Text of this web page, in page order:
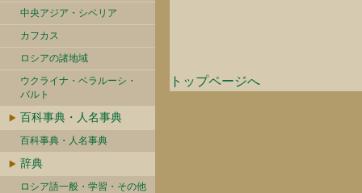
中央アジア・シベリア
カフカス
ロシアの諸地域
ウクライナ・ベラルーシ・
バルト
百科事典・人名事典
百科事典・人名事典
辞典
ロシア語一般・学習・その他
トップページへ